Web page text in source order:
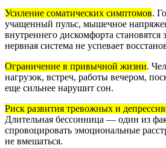
Усиление соматических симптомов.
учащенный пульс, мышечное
внутреннего дискомфорта становятся
нервная система не успевает
Ограничение в привычной жизни.
нагрузок, встреч, работы вечером,
еще сильнее нарушит сон.
Риск развития тревожных и
Длительная бессонница — один из
спровоцировать эмоциональные
не вмешаться.